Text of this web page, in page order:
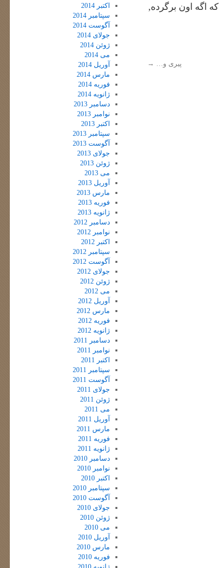
اگه اون برگرده,
پیری و… →
اکتبر 2014
سپتامبر 2014
آگوست 2014
جولای 2014
ژوئن 2014
می 2014
آوریل 2014
مارس 2014
فوریه 2014
ژانویه 2014
دسامبر 2013
نوامبر 2013
اکتبر 2013
سپتامبر 2013
آگوست 2013
جولای 2013
ژوئن 2013
می 2013
آوریل 2013
مارس 2013
فوریه 2013
ژانویه 2013
دسامبر 2012
نوامبر 2012
اکتبر 2012
سپتامبر 2012
آگوست 2012
جولای 2012
ژوئن 2012
می 2012
آوریل 2012
مارس 2012
فوریه 2012
ژانویه 2012
دسامبر 2011
نوامبر 2011
اکتبر 2011
سپتامبر 2011
آگوست 2011
جولای 2011
ژوئن 2011
می 2011
آوریل 2011
مارس 2011
فوریه 2011
ژانویه 2011
دسامبر 2010
نوامبر 2010
اکتبر 2010
سپتامبر 2010
آگوست 2010
جولای 2010
ژوئن 2010
می 2010
آوریل 2010
مارس 2010
فوریه 2010